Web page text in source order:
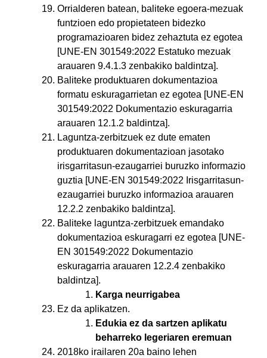
Orrialderen batean, baliteke egoera-mezuak
funtzioen edo propietateen bidezko
programazioaren bidez zehaztuta ez egotea
[UNE-EN 301549:2022 Estatuko mezuak
arauaren 9.4.1.3 zenbakiko baldintza].
Baliteke produktuaren dokumentazioa
formatu eskuragarrietan ez egotea [UNE-EN
301549:2022 Dokumentazio eskuragarria
arauaren 12.1.2 baldintza].
Laguntza-zerbitzuek ez dute ematen
produktuaren dokumentazioan jasotako
irisgarritasun-ezaugarriei buruzko informazio
guztia [UNE-EN 301549:2022 Irisgarritasun-
ezaugarriei buruzko informazioa arauaren
12.2.2 zenbakiko baldintza].
Baliteke laguntza-zerbitzuek emandako
dokumentazioa eskuragarri ez egotea [UNE-
EN 301549:2022 Dokumentazio
eskuragarria arauaren 12.2.4 zenbakiko
baldintza].
Karga neurrigabea
Ez da aplikatzen.
Edukia ez da sartzen aplikatu
beharreko legeriaren eremuan
2018ko irailaren 20a baino lehen